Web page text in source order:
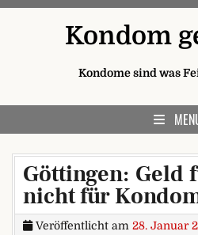
Kondom
Kondome sind was
Göttingen: Geld
nicht für
Veröffentlicht am 28. Januar